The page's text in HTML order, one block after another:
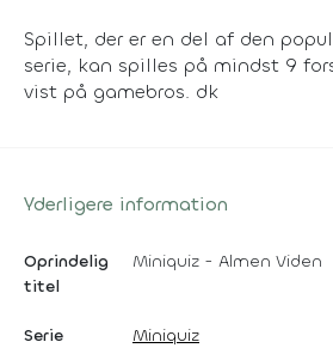
Spillet, der er en del af den
serie, kan spilles på mindst 9
vist på gamebros. dk
Yderligere information
Oprindelig
titel
Miniquiz - Almen Viden
Serie
Miniquiz